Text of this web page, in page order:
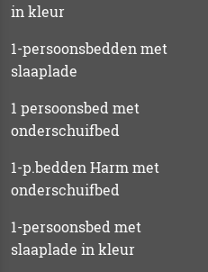
in kleur
1-persoonsbedden met
slaaplade
1 persoonsbed met
onderschuifbed
1-p.bedden Harm met
onderschuifbed
1-persoonsbed met
slaaplade in kleur